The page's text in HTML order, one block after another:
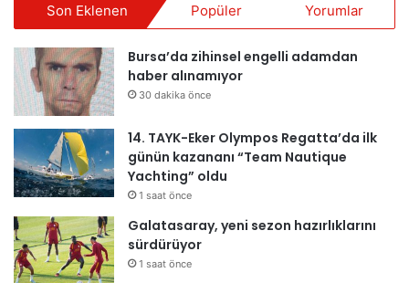
Son Eklenen Popüler Yorumlar
Bursa’da zihinsel engelli adamdan
haber alınamıyor
30 dakika önce
14. TAYK-Eker Olympos Regatta’da ilk
günün kazananı “Team Nautique
Yachting” oldu
1 saat önce
Galatasaray, yeni sezon hazırlıklarını
sürdürüyor
1 saat önce